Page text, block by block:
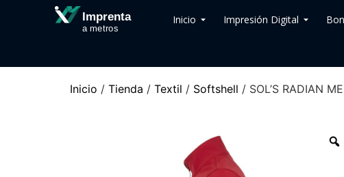
Imprenta
a metros
Inicio Impresión Digital
Inicio / Tienda / Textil / Softshell / SOL’S RADIAN